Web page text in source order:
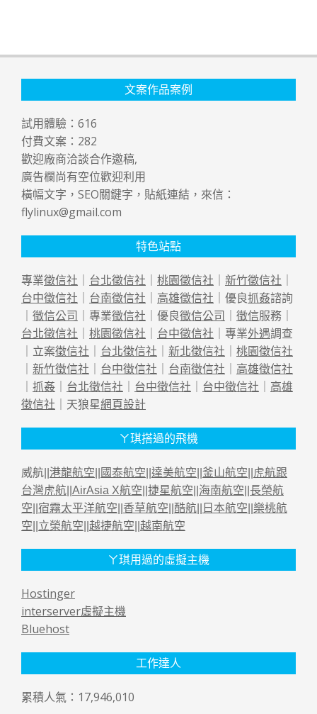
文案作品案例
試用體驗： 616
付費文案： 282
歡迎廠商洽談合作邀稿,
廣告欄尚有空位歡迎利用
橫幅文字，SEO關鍵字，貼紙連結，來信：
flylinux@gmail.com
特色站點
專業徵信社 台北徵信社 桃園徵信社 新竹徵信社
台中徵信社
台南徵信社 高雄徵信社 ｜優良抓姦諮詢
徵信公司 ｜專業徵信社 ｜優良徵信公司 徵信服務｜
台北徵信社
桃園徵信社 台中徵信社 ｜專業外遇調查
｜立案徵信社 台北徵信社 新北徵信社
桃園徵信社
新竹徵信社 台中徵信社 台南徵信社
高雄徵信社
抓姦 台北徵信社 台中徵信社 台中徵信社
高雄
徵信社 ｜天狼星網頁設計
ㄚ琪搭過的飛機
威航|| 港龍航空 國泰航空 達美航空 釜山航空
虎航跟
台灣虎航 AirAsia X航空 捷星航空 海南航空 長榮航
空 宿霧太平洋航空 香草航空 酷航 日本航空 樂桃航
空 立榮航空 越捷航空 越南航空
ㄚ琪用過的虛擬主機
Hostinger
interserver虛擬主機
Bluehost
工作達人
累積人氣：17,946,010